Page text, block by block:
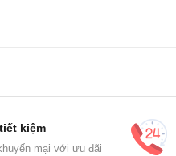
kiệm
mại với ưu đãi